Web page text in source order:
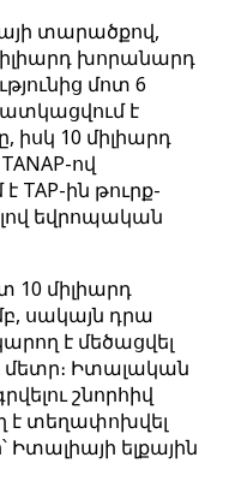
տարածքով,
խորանարդ
մոտ 6
է
իսկ 10 միլիարդ
ով
ին թուրք-
եվրոպական
10 միլիարդ
սակայն դրա
է մեծացվել
մետր։ Իտալական
շնորհիվ
է տեղափոխվել
ելքային